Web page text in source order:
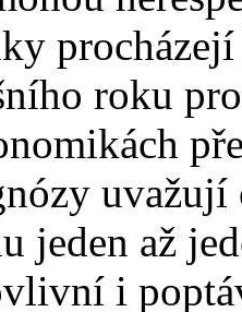
roku
jeden až
i